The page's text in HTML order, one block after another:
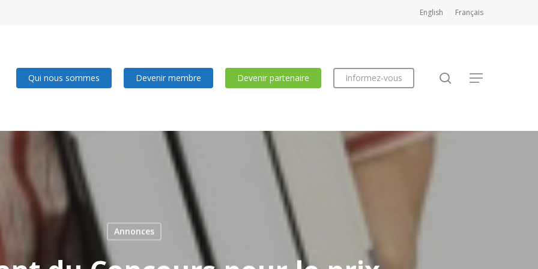
English Français
Qui nous sommes Devenir membre Devenir partenaire Informez-vous search
Menu
Annonces